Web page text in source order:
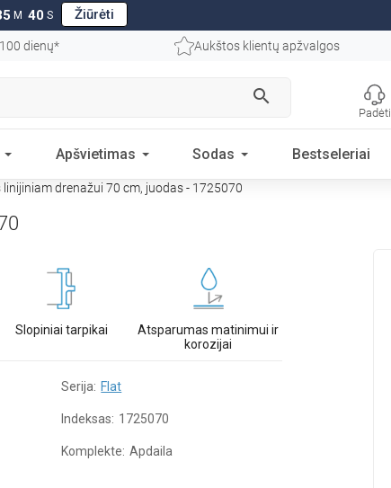
M 39 S Žiūrėti
dienų* Aukštos klientų apžvalgos
search
Padėti
Apšvietimas Sodas Bestseleriai
drenažui 70 cm, juodas - 1725070
Slopiniai tarpikai
Atsparumas matinimui ir
korozijai
Serija: Flat
Indeksas: 1725070
Komplekte: Apdaila